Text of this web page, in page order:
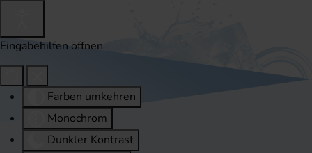
Eingabehilfen öffnen
Farben umkehren
Monochrom
Dunkler Kontrast